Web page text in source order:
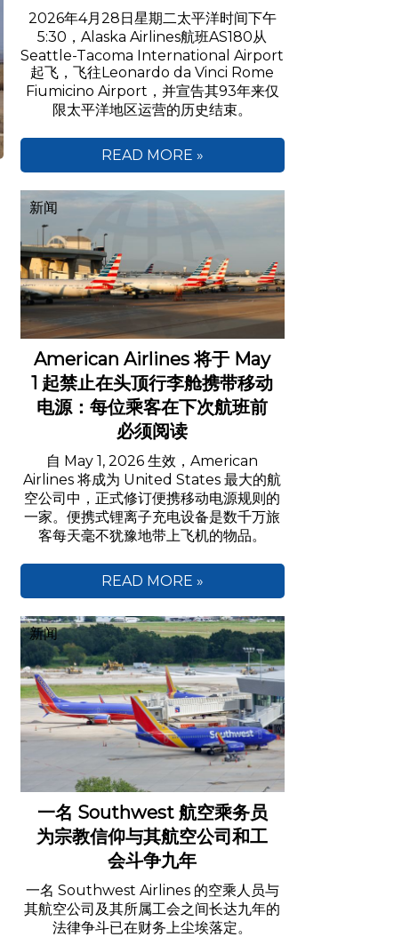
2026年4月28日星期二太平洋时间下午
5:30，Alaska Airlines航班AS180从
Seattle-Tacoma International Airport
起飞，飞往Leonardo da Vinci Rome
Fiumicino Airport，并宣告其93年来仅
限太平洋地区运营的历史结束。
READ MORE »
American Airlines 将于 May
1 起禁止在头顶行李舱携带移动
电源：每位乘客在下次航班前
必须阅读
自 May 1, 2026 生效，American
Airlines 将成为 United States 最大的航
空公司中，正式修订便携移动电源规则的
一家。便携式锂离子充电设备是数千万旅
客每天毫不犹豫地带上飞机的物品。
新闻
READ MORE »
一名 Southwest 航空乘务员
为宗教信仰与其航空公司和工
会斗争九年
一名 Southwest Airlines 的空乘人员与
其航空公司及其所属工会之间长达九年的
法律争斗已在财务上尘埃落定。
新闻